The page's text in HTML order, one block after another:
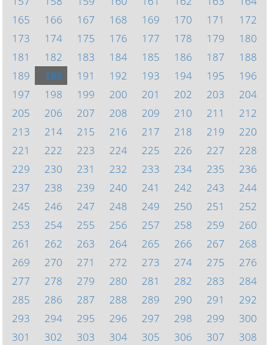
165
166 167 168 169 170 171
172
173
174 175 176 177 178 179
180
181
182 183 184 185 186 187
188
189
190 191 192 193 194 195
196
197
198 199 200 201 202 203
204
205
206 207 208 209 210 211
212
213
214 215 216 217 218 219
220
221
222 223 224 225 226 227
228
229
230 231 232 233 234 235
236
237
238 239 240 241 242 243
244
245
246 247 248 249 250 251
252
253
254 255 256 257 258 259
260
261
262 263 264 265 266 267
268
269
270 271 272 273 274 275
276
277
278 279 280 281 282 283
284
285
286 287 288 289 290 291
292
293
294 295 296 297 298 299
300
301
302 303 304 305 306 307
308